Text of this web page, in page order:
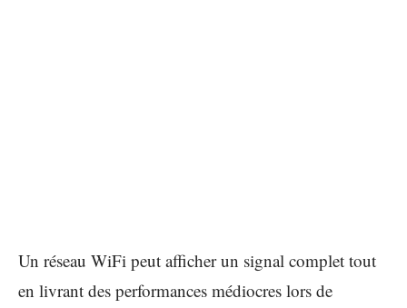
Un réseau WiFi peut afficher un signal complet tout
en livrant des performances médiocres lors de